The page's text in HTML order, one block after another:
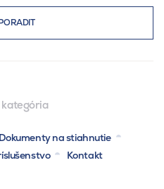
Dokumenty na stiahnutie
Kontakt